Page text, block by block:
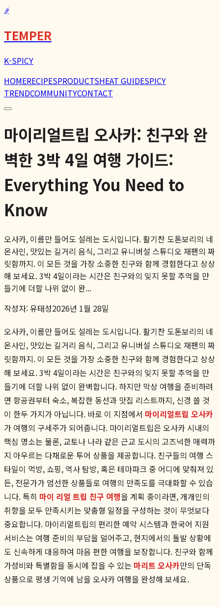
🌶️
TEMPER
K-SPICY
HOMERECIPESPRODUCTSHEAT GUIDESPICY
TRENDCOMMUNITYCONTACT
마이리얼트립 오사카: 친구와 완
벽한 3박 4일 여행 가이드:
Everything You Need to
Know
오사카, 이름만 들어도 설레는 도시입니다. 활기찬 도톤보리의 네
온사인, 맛있는 길거리 음식, 그리고 유니버설 스튜디오 재팬의 짜
릿함까지. 이 모든 것을 가장 소중한 친구와 함께 경험한다고 상상
해 보세요. 3박 4일이라는 시간은 친구와의 잊지 못할 추억을 만
들기에 더할 나위 없이 완...
작성자:유태성2026년 1월 28일
오사카, 이름만 들어도 설레는 도시입니다. 활기찬 도톤보리의 네
온사인, 맛있는 길거리 음식, 그리고 유니버설 스튜디오 재팬의 짜
릿함까지. 이 모든 것을 가장 소중한 친구와 함께 경험한다고 상상
해 보세요. 3박 4일이라는 시간은 친구와의 잊지 못할 추억을 만
들기에 더할 나위 없이 완벽합니다. 하지만 막상 여행을 준비하려
면 항공권부터 숙소, 복잡한 동선과 맛집 리스트까지, 신경 쓸 것
이 한두 가지가 아닙니다. 바로 이 지점에서 마이리얼트립 오사카
가 여행의 구세주가 되어줍니다. 마이리얼트립은 오사카 시내의
핵심 명소는 물론, 교토나 나라 같은 근교 도시의 고즈넉한 매력까
지 아우르는 다채로운 투어 상품을 제공합니다. 친구들의 여행 스
타일이 먹방, 쇼핑, 역사 탐방, 혹은 테마파크 중 어디에 맞춰져 있
든, 전문가가 엄선한 상품들로 여행의 만족도를 극대화할 수 있습
니다. 특히 마이 리얼 트립 친구 여행을 계획 중이라면, 개개인의
취향을 모두 만족시키는 맞춤형 일정을 구성하는 것이 무엇보다
중요합니다. 마이리얼트립의 편리한 예약 시스템과 한국어 지원
서비스는 여행 준비의 부담을 덜어주고, 현지에서의 돌발 상황에
도 신속하게 대응하여 마음 편한 여행을 보장합니다. 친구와 함께
가성비와 특별함을 동시에 잡을 수 있는 마리트 오사카만의 단독
상품으로 평생 기억에 남을 오사카 여행을 완성해 보세요.